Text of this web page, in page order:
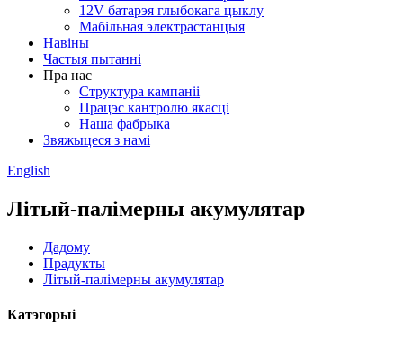
12V батарэя глыбокага цыклу
Мабільная электрастанцыя
Навіны
Частыя пытанні
Пра нас
Структура кампаніі
Працэс кантролю якасці
Наша фабрыка
Звяжыцеся з намі
English
Літый-палімерны акумулятар
Дадому
Прадукты
Літый-палімерны акумулятар
Катэгорыі